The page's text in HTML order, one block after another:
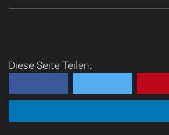
Diese Seite Teilen: